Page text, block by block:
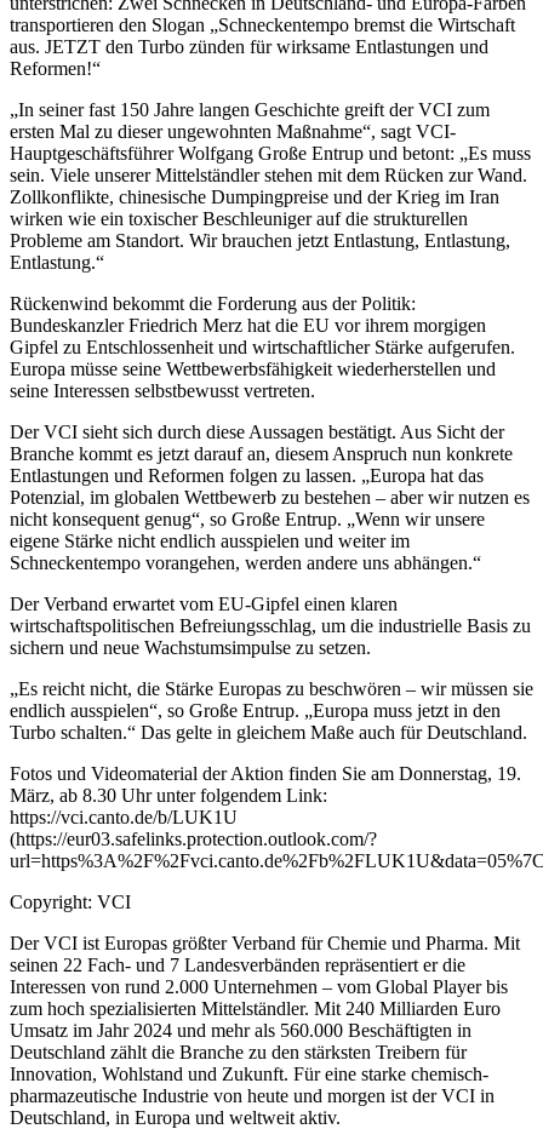
transportieren den Slogan „Schneckentempo bremst die Wirtschaft
aus. JETZT den Turbo zünden für wirksame Entlastungen und
Reformen!“
„In seiner fast 150 Jahre langen Geschichte greift der VCI zum
ersten Mal zu dieser ungewohnten Maßnahme“, sagt VCI-
Hauptgeschäftsführer Wolfgang Große Entrup und betont: „Es muss
sein. Viele unserer Mittelständler stehen mit dem Rücken zur Wand.
Zollkonflikte, chinesische Dumpingpreise und der Krieg im Iran
wirken wie ein toxischer Beschleuniger auf die strukturellen
Probleme am Standort. Wir brauchen jetzt Entlastung, Entlastung,
Entlastung.“
Rückenwind bekommt die Forderung aus der Politik:
Bundeskanzler Friedrich Merz hat die EU vor ihrem morgigen
Gipfel zu Entschlossenheit und wirtschaftlicher Stärke aufgerufen.
Europa müsse seine Wettbewerbsfähigkeit wiederherstellen und
seine Interessen selbstbewusst vertreten.
Der VCI sieht sich durch diese Aussagen bestätigt. Aus Sicht der
Branche kommt es jetzt darauf an, diesem Anspruch nun konkrete
Entlastungen und Reformen folgen zu lassen. „Europa hat das
Potenzial, im globalen Wettbewerb zu bestehen – aber wir nutzen es
nicht konsequent genug“, so Große Entrup. „Wenn wir unsere
eigene Stärke nicht endlich ausspielen und weiter im
Schneckentempo vorangehen, werden andere uns abhängen.“
Der Verband erwartet vom EU-Gipfel einen klaren
wirtschaftspolitischen Befreiungsschlag, um die industrielle Basis zu
sichern und neue Wachstumsimpulse zu setzen.
„Es reicht nicht, die Stärke Europas zu beschwören – wir müssen sie
endlich ausspielen“, so Große Entrup. „Europa muss jetzt in den
Turbo schalten.“ Das gelte in gleichem Maße auch für Deutschland.
Fotos und Videomaterial der Aktion finden Sie am Donnerstag, 19.
März, ab 8.30 Uhr unter folgendem Link:
https://vci.canto.de/b/LUK1U
(https://eur03.safelinks.protection.outlook.com/?
Copyright: VCI
Der VCI ist Europas größter Verband für Chemie und Pharma. Mit
seinen 22 Fach- und 7 Landesverbänden repräsentiert er die
Interessen von rund 2.000 Unternehmen – vom Global Player bis
zum hoch spezialisierten Mittelständler. Mit 240 Milliarden Euro
Umsatz im Jahr 2024 und mehr als 560.000 Beschäftigten in
Deutschland zählt die Branche zu den stärksten Treibern für
Innovation, Wohlstand und Zukunft. Für eine starke chemisch-
pharmazeutische Industrie von heute und morgen ist der VCI in
Deutschland, in Europa und weltweit aktiv.